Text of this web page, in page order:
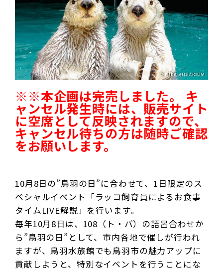
※※本企画は完売しました。 キ
ャンセル発生時には、販売サイト
に空席として反映されますので、
キャンセル待ちの方は随時ご確認
をお願いします。
10月8日の”鳥羽の日”に合わせて、1日限定のス
ペシャルイベント「ラッコ飼育員によるお食事
タイムLIVE解説」を行います。
毎年10月8日は、108（ト・バ）の語呂合わせか
ら”鳥羽の日”として、市内各地で催しが行われ
ますが、鳥羽水族館でも鳥羽市の魅力アップに
貢献しようと、特別なイベントを行うことにな